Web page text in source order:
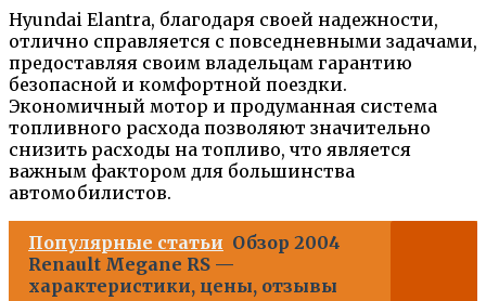
Hyundai Elantra, благодаря своей надежности,
отлично справляется с повседневными задачами,
предоставляя своим владельцам гарантию
безопасной и комфортной поездки.
Экономичный мотор и продуманная система
топливного расхода позволяют значительно
снизить расходы на топливо, что является
важным фактором для большинства
автомобилистов.
Популярные статьи Обзор 2004
Renault Megane RS —
характеристики, цены, отзывы